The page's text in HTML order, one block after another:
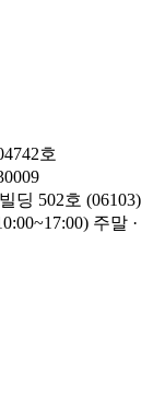
호
딩 502호 (06103)
주말 ·